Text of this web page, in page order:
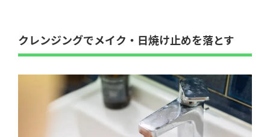
クレンジングでメイク・日焼け止めを落とす